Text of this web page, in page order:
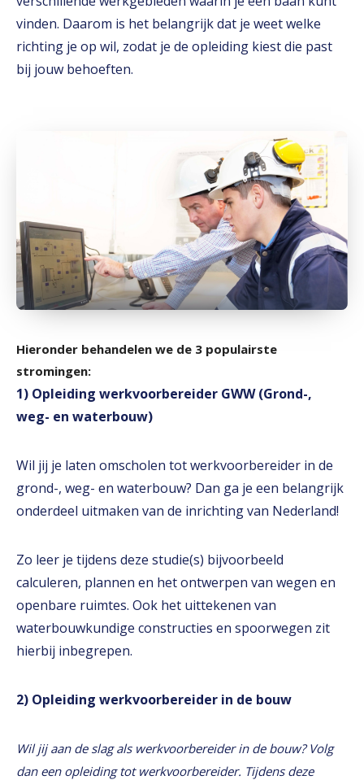
vinden. Daarom is het belangrijk dat je weet welke
richting je op wil, zodat je de opleiding kiest die past
bij jouw behoeften.
Hieronder behandelen we de 3 populairste
stromingen:
1) Opleiding werkvoorbereider GWW (Grond-,
weg- en waterbouw)
Wil jij je laten omscholen tot werkvoorbereider in de
grond-, weg- en waterbouw? Dan ga je een belangrijk
onderdeel uitmaken van de inrichting van Nederland!
Zo leer je tijdens deze studie(s) bijvoorbeeld
calculeren, plannen en het ontwerpen van wegen en
openbare ruimtes. Ook het uittekenen van
waterbouwkundige constructies en spoorwegen zit
hierbij inbegrepen.
2) Opleiding werkvoorbereider in de bouw
Wil jij aan de slag als werkvoorbereider in de bouw? Volg
dan een opleiding tot werkvoorbereider. Tijdens deze